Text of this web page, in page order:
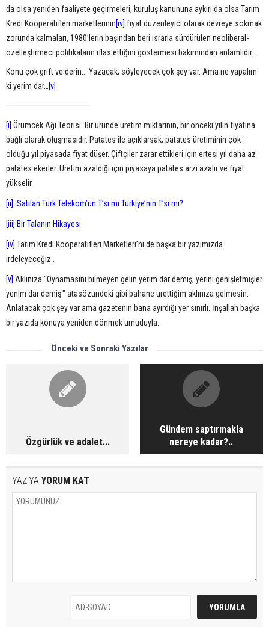
da olsa yeniden faaliyete geçirmeleri, kuruluş kanununa aykırı da olsa Tarım
Kredi Kooperatifleri marketlerinin[iv] fiyat düzenleyici olarak devreye sokmak
zorunda kalmaları, 1980’lerin başından beri ısrarla sürdürülen neoliberal-
özelleştirmeci politikaların iflas ettiğini göstermesi bakımından anlamlıdır…
Konu çok grift ve derin... Yazacak, söyleyecek çok şey var. Ama ne yapalım
ki yerim dar… [v]
[i] Örümcek Ağı Teorisi: Bir üründe üretim miktarının, bir önceki yılın fiyatına
bağlı olarak oluşmasıdır. Patates ile açıklarsak; patates üretiminin çok
olduğu yıl piyasada fiyat düşer. Çiftçiler zarar ettikleri için ertesi yıl daha az
patates ekerler. Üretim azaldığı için piyasaya patates arzı azalır ve fiyat
yükselir.
[ii] Satılan Türk Telekom’un T’si mi Türkiye’nin T’si mi?
[iii] Bir Talanın Hikayesi
[iv] Tarım Kredi Kooperatifleri Marketleri’ni de başka bir yazımızda
irdeleyeceğiz…
[v] Aklınıza "Oynamasını bilmeyen gelin yerim dar demiş, yerini genişletmişler
yenim dar demiş." atasözündeki gibi bahane ürettiğim aklınıza gelmesin.
Anlatacak çok şey var ama gazetenin bana ayırdığı yer sınırlı. İnşallah başka
bir yazıda konuya yeniden dönmek umuduyla...
Önceki ve Sonraki Yazılar
Özgürlük ve adalet...
Gündem saptırmakla
nereye kadar?..
YAZIYA YORUM KAT